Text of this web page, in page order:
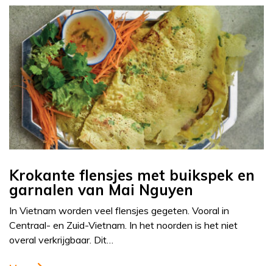
Krokante flensjes met buikspek en
garnalen van Mai Nguyen
In Vietnam worden veel flensjes gegeten. Vooral in
Centraal- en Zuid-Vietnam. In het noorden is het niet
overal verkrijgbaar. Dit…